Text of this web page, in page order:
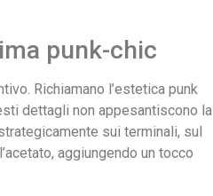
punk-chic
Richiamano l’estetica punk
dettagli non appesantiscono la
sui terminali, sul
aggiungendo un tocco